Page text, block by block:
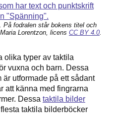
På fodralen står bokens titel och
Lorentzon, licens CC BY 4.0
olika typer av taktila
vuxna och barn. Dessa
utformade på ett sådant
att känna med fingrarna
Dessa taktila bilder
taktila bilderböcker